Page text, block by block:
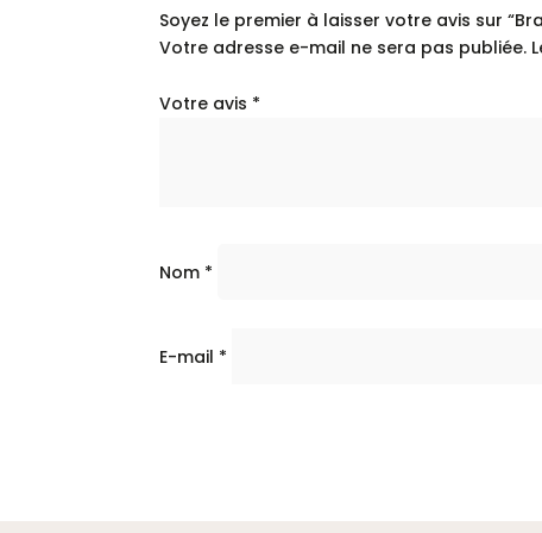
Soyez le premier à laisser votre avis sur
Votre adresse e-mail ne sera pas publiée.
Votre avis *
Nom *
E-mail *